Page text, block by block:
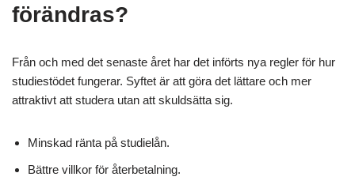
förändras?
Från och med det senaste året har det införts nya regler för hur
studiestödet fungerar. Syftet är att göra det lättare och mer
attraktivt att studera utan att skuldsätta sig.
Minskad ränta på studielån.
Bättre villkor för återbetalning.